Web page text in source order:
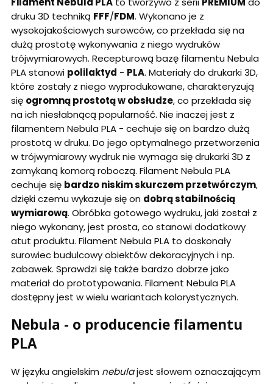
druku 3D techniką FFF/FDM. Wykonano je z
wysokojakościowych surowców, co przekłada się na
dużą prostotę wykonywania z niego wydruków
trójwymiarowych. Recepturową bazę filamentu Nebula
PLA stanowi polilaktyd - PLA. Materiały do drukarki 3D,
które zostały z niego wyprodukowane, charakteryzują
się ogromną prostotą w obsłudze, co przekłada się
na ich niesłabnącą popularność. Nie inaczej jest z
filamentem Nebula PLA - cechuje się on bardzo dużą
prostotą w druku. Do jego optymalnego przetworzenia
w trójwymiarowy wydruk nie wymaga się drukarki 3D z
zamykaną komorą roboczą. Filament Nebula PLA
cechuje się bardzo niskim skurczem przetwórczym,
dzięki czemu wykazuje się on dobrą stabilnością
wymiarową. Obróbka gotowego wydruku, jaki został z
niego wykonany, jest prosta, co stanowi dodatkowy
atut produktu. Filament Nebula PLA to doskonały
surowiec budulcowy obiektów dekoracyjnych i np.
zabawek. Sprawdzi się także bardzo dobrze jako
materiał do prototypowania. Filament Nebula PLA
dostępny jest w wielu wariantach kolorystycznych.
Nebula - o producencie filamentu
PLA
W języku angielskim nebulajest słowem oznaczającym